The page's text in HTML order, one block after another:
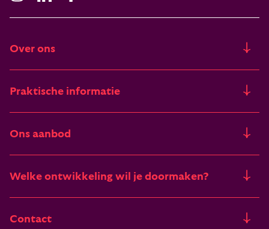
Over ons
Artikelen & verhalen
Praktische informatie
Begrippenlijst
Ons aanbod
Incompany
Welke ontwikkeling wil je doormaken?
Contact